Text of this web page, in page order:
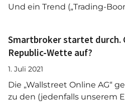
Und ein Trend („Trading-
Smartbroker startet durch.
Republic-Wette auf?
1. Juli 2021
Die „Wallstreet Online AG“
zu den (jedenfalls unserem